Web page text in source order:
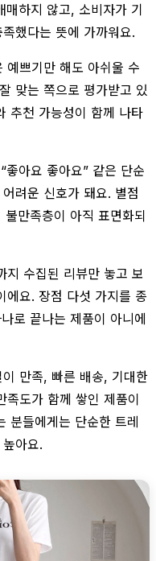
매하지 않고, 소비자가 기
했다는 뜻에 가까워요.
예쁘기만 해도 아쉬울 수
맞는 쪽으로 평가받고 있
추천 가능성이 함께 나타
좋아요 좋아요” 같은 단순
려운 신호가 돼요. 별점
만족층이 아직 표면화되
지 수집된 리뷰만 놓고 보
에요. 장점 다섯 가지를 종
로 끝나는 제품이 아니에
만족, 빠른 배송, 기대한
족도가 함께 쌓인 제품이
분들에게는 단순한 트레
아요.